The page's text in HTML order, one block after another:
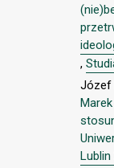
,
Józef
Lublin